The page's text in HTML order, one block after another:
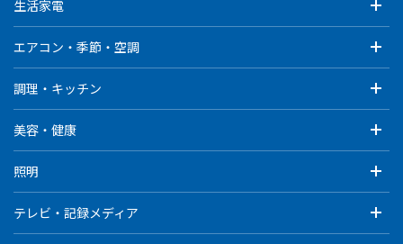
生活家電
エアコン・季節・空調
調理・キッチン
美容・健康
照明
テレビ・記録メディア